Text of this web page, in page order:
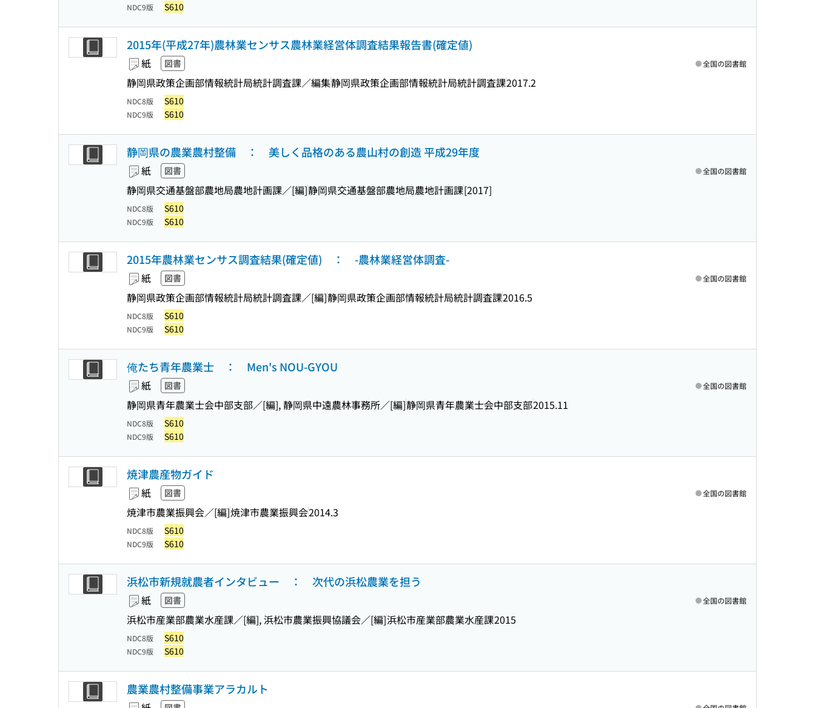
NDC9版 S610
2015年(平成27年)農林業センサス農林業経営体調査結果報告書(確定値)
紙 図書
静岡県政策企画部情報統計局統計調査課／編集静岡県政策企画部情報統計局統計調査課2017.2
全国の図書館
NDC8版 S610
NDC9版 S610
静岡県の農業農村整備 ： 美しく品格のある農山村の創造 平成29年度
紙 図書
静岡県交通基盤部農地局農地計画課／[編]静岡県交通基盤部農地局農地計画課[2017]
全国の図書館
NDC8版 S610
NDC9版 S610
2015年農林業センサス調査結果(確定値) ： -農林業経営体調査-
紙 図書
静岡県政策企画部情報統計局統計調査課／[編]静岡県政策企画部情報統計局統計調査課2016.5
全国の図書館
NDC8版 S610
NDC9版 S610
俺たち青年農業士 ： Men's NOU-GYOU
紙 図書
静岡県青年農業士会中部支部／[編], 静岡県中遠農林事務所／[編]静岡県青年農業士会中部支部2015.11
全国の図書館
NDC8版 S610
NDC9版 S610
焼津農産物ガイド
紙 図書
焼津市農業振興会／[編]焼津市農業振興会2014.3
全国の図書館
NDC8版 S610
NDC9版 S610
浜松市新規就農者インタビュー ： 次代の浜松農業を担う
紙 図書
浜松市産業部農業水産課／[編], 浜松市農業振興協議会／[編]浜松市産業部農業水産課2015
全国の図書館
NDC8版 S610
NDC9版 S610
農業農村整備事業アラカルト